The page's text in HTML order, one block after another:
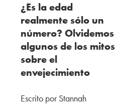
¿Es la edad
realmente sólo un
número? Olvidemos
algunos de los mitos
sobre el
envejecimiento
Escrito por Stannah